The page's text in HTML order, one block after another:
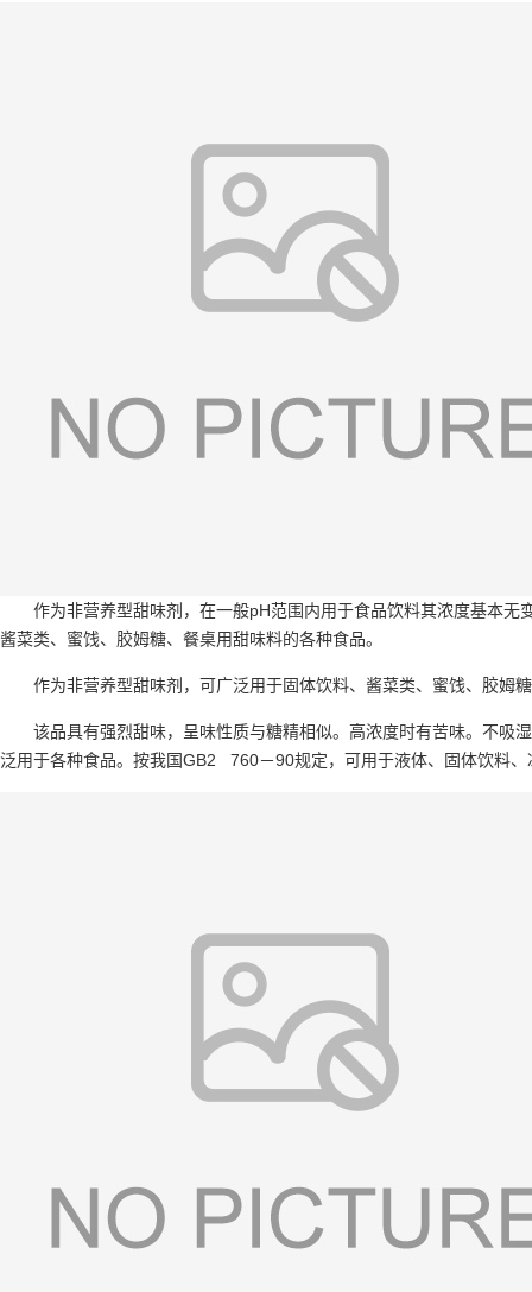
作为非营养型甜味剂，在一般pH范围内用于食品饮料其浓度基本
酱菜类、蜜饯、胶姆糖、餐桌用甜味料的各种食品。
作为非营养型甜味剂，可广泛用于固体饮料、酱菜类、蜜饯、胶姆
该品具有强烈甜味，呈味性质与糖精相似。高浓度时有苦味。不吸
泛用于各种食品。按我国GB2 760－90规定，可用于液体、固体饮料